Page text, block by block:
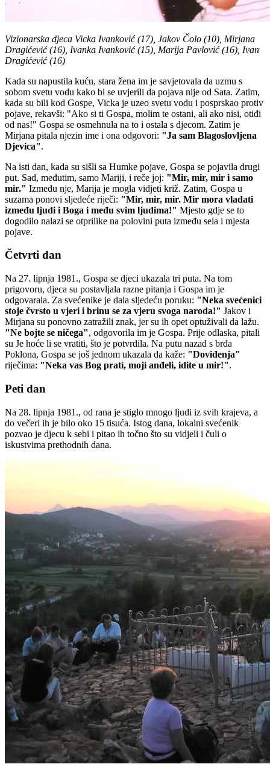
Vizionarska djeca Vicka Ivanković (17), Jakov Čolo (10), Mirjana
Dragićević (16), Ivanka Ivanković (15), Marija Pavlović (16), Ivan
Dragićević (16)
Kada su napustila kuću, stara žena im je savjetovala da uzmu s
sobom svetu vodu kako bi se uvjerili da pojava nije od Sata. Zatim,
kada su bili kod Gospe, Vicka je uzeo svetu vodu i posprskao protiv
pojave, rekavši: "Ako si ti Gospa, molim te ostani, ali ako nisi, otiđi
od nas!" Gospa se osmehnula na to i ostala s djecom. Zatim je
Mirjana pitala njezin ime i ona odgovori: "Ja sam Blagoslovljena
Djevica".
Na isti dan, kada su sišli sa Humke pojave, Gospa se pojavila drugi
put. Sad, međutim, samo Mariji, i reče joj: "Mir, mir, mir i samo
mir." Između nje, Marija je mogla vidjeti križ. Zatim, Gospa u
suzama ponovi sljedeće riječi: "Mir, mir, mir. Mir mora vladati
između ljudi i Boga i među svim ljudima!" Mjesto gdje se to
dogodilo nalazi se otprilike na polovini puta između sela i mjesta
pojave.
Četvrti dan
Na 27. lipnja 1981., Gospa se djeci ukazala tri puta. Na tom
prigovoru, djeca su postavljala razne pitanja i Gospa im je
odgovarala. Za svećenike je dala sljedeću poruku: "Neka svećenici
stoje čvrsto u vjeri i brinu se za vjeru svoga naroda!" Jakov i
Mirjana su ponovno zatražili znak, jer su ih opet optuživali da lažu.
"Ne bojte se ničega", odgovorila im je Gospa. Prije odlaska, pitali
su Je hoće li se vratiti, što je potvrdila. Na putu nazad s brda
Poklona, Gospa se još jednom ukazala da kaže: "Doviđenja"
riječima: "Neka vas Bog pratí, moji anđeli, idite u mir!".
Peti dan
Na 28. lipnja 1981., od rana je stiglo mnogo ljudi iz svih krajeva, a
do večeri ih je bilo oko 15 tisuća. Istog dana, lokalni svećenik
pozvao je djecu k sebi i pitao ih točno što su vidjeli i čuli o
iskustvima prethodnih dana.